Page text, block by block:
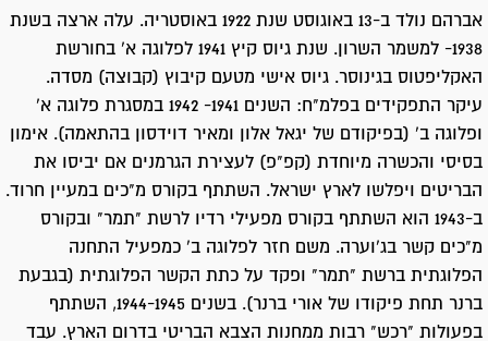
אברהם נולד ב-13 באוגוסט שנת 1922 באוסטריה. עלה ארצה בשנת
1938- למשמר השרון. שנת גיוס קיץ 1941 לפלוגה א' בחורשת
האקליפטוס בגינוסר. גיוס אישי מטעם קיבוץ (קבוצה) מסדה.
עיקר התפקידים בפלמ"ח: השנים 1941- 1942 במסגרת פלוגה א'
ופלוגה ב' (בפיקודם של יגאל אלון ומאיר דוידסון בהתאמה). אימון
בסיסי והכשרה מיוחדת (קפ"פ) לעצירת הגרמנים אם יביסו את
הבריטים ויפלשו לארץ ישראל. השתתף בקורס מ"כים במעיין חרוד.
ב-1943 הוא השתתף בקורס מפעילי רדיו לרשת "תמר" ובקורס
מ"כים קשר בג'וערה. משם חזר לפלוגה ב' כמפעיל התחנה
הפלוגתית ברשת "תמר" ופקד על כתת הקשר הפלוגתית (בגבעת
ברנר תחת פיקודו של אורי ברנר). בשנים 1944-1945, השתתף
בפעולות "רכש" רבות ממחנות הצבא הבריטי בדרום הארץ. עבד